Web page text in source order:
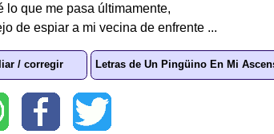
lo que me pasa últimamente,
de espiar a mi vecina de enfrente ...
/ corregir Letras de Un Pingüino En Mi